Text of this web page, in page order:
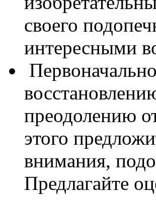
своего
интересными
преодолению
этого
внимания,
Предлагайте